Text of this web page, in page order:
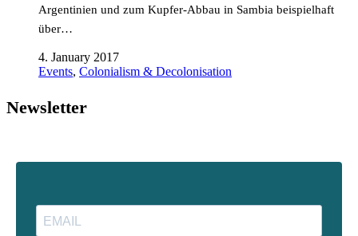
Argentinien und zum Kupfer-Abbau in Sambia beispielhaft
über…
4. January 2017
Events, Colonialism & Decolonisation
Newsletter